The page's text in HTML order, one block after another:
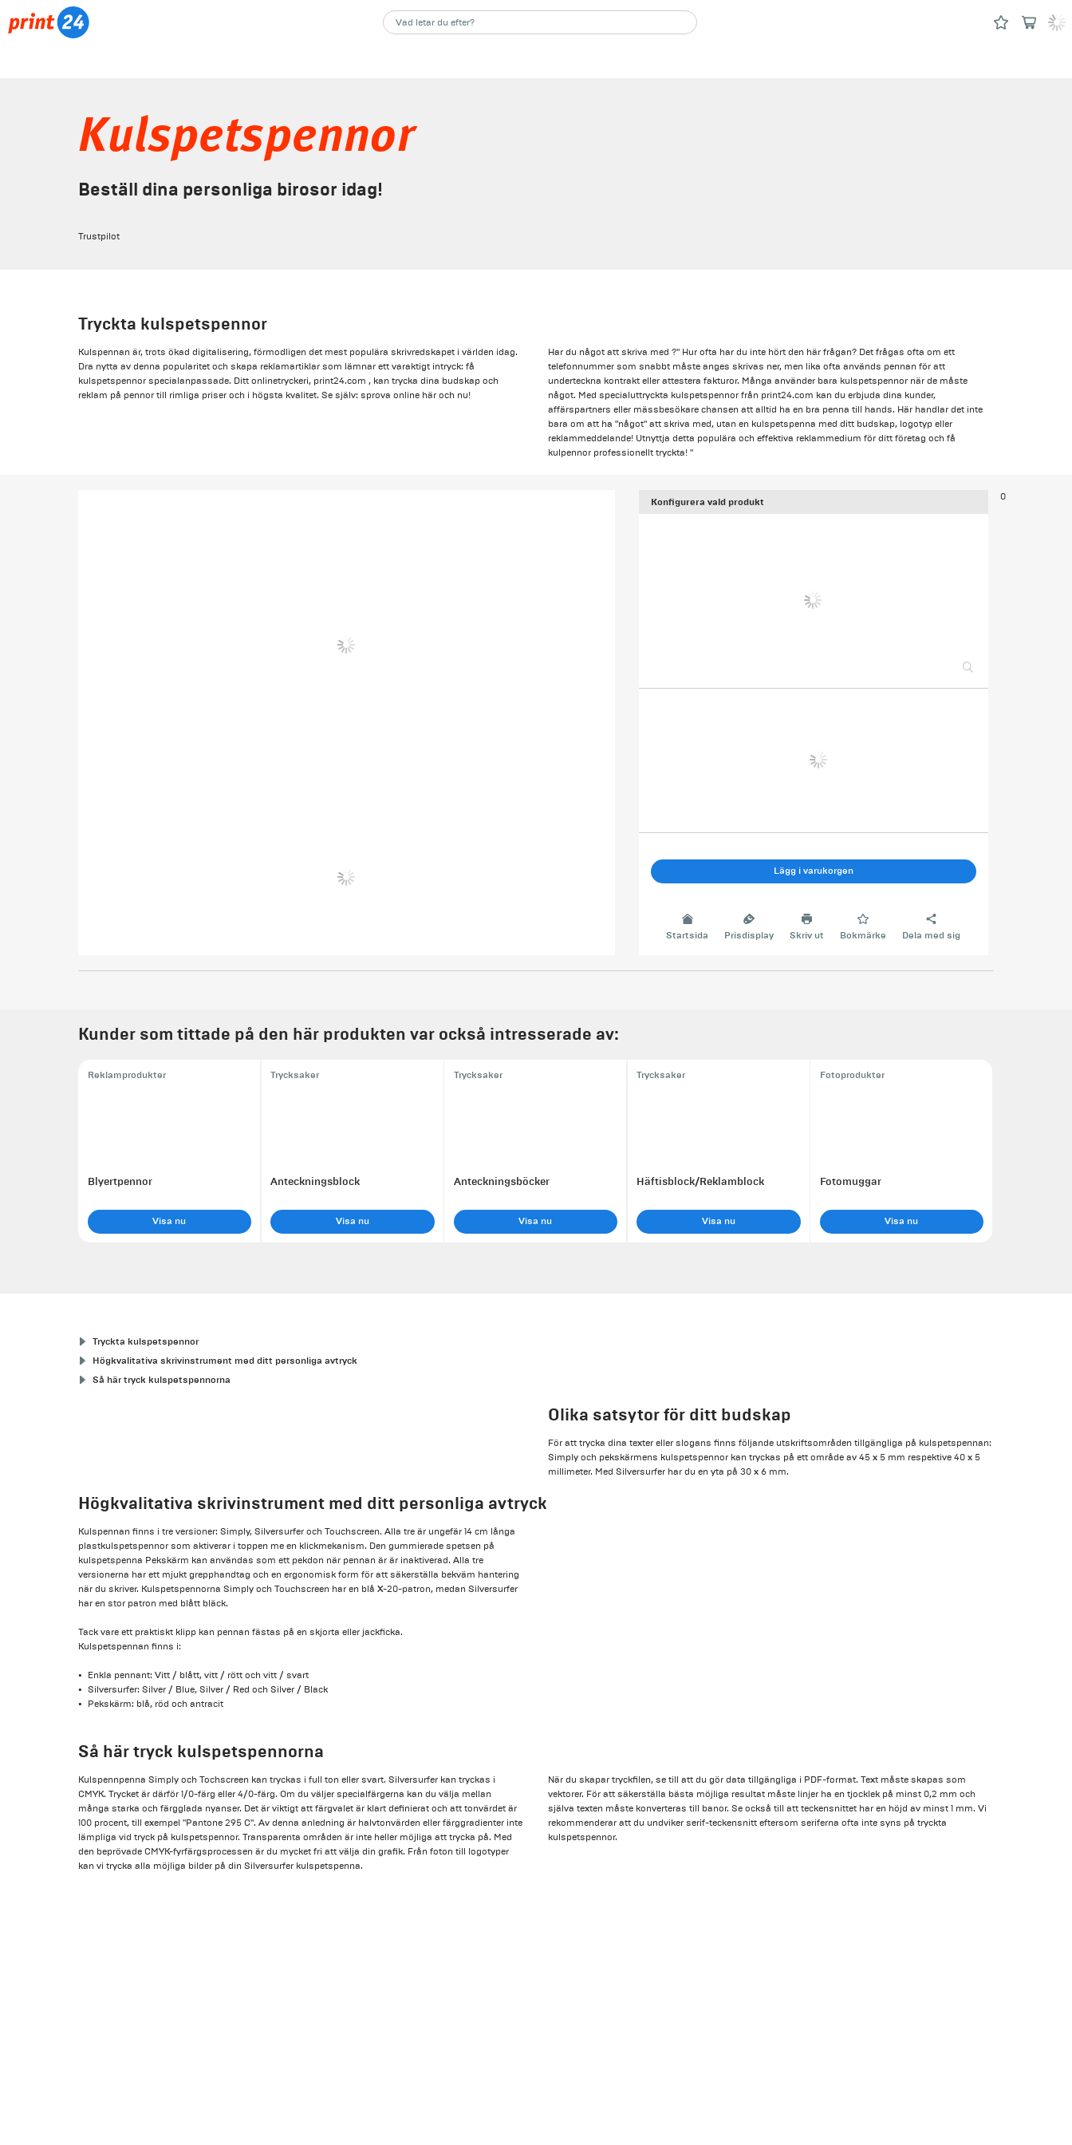
Kulspetspennor
Beställ dina personliga birosor idag!
Trustpilot
Tryckta kulspetspennor
Kulspennan är, trots ökad digitalisering, förmodligen det mest populära skrivredskapet i världen idag.
Dra nytta av denna popularitet och skapa reklamartiklar som lämnar ett varaktigt intryck: få
kulspetspennor specialanpassade. Ditt onlinetryckeri, print24.com , kan trycka dina budskap och
reklam på pennor till rimliga priser och i högsta kvalitet. Se själv: sprova online här och nu!
Har du något att skriva med ?" Hur ofta har du inte hört den här frågan? Det frågas ofta om ett
telefonnummer som snabbt måste anges skrivas ner, men lika ofta används pennan för att
underteckna kontrakt eller attestera fakturor. Många använder bara kulspetspennor när de måste
något. Med specialuttryckta kulspetspennor från print24.com kan du erbjuda dina kunder,
affärspartners eller mässbesökare chansen att alltid ha en bra penna till hands. Här handlar det inte
bara om att ha "något" att skriva med, utan en kulspetspenna med ditt budskap, logotyp eller
reklammeddelande! Utnyttja detta populära och effektiva reklammedium för ditt företag och få
kulpennor professionellt tryckta! "
Konfigurera vald produkt
Lägg i varukorgen
Startsida Prisdisplay Skriv ut Bokmärke Dela med sig
0
Kunder som tittade på den här produkten var också intresserade av:
Reklamprodukter
Blyertpennor
Visa nu
Trycksaker
Anteckningsblock
Visa nu
Trycksaker
Anteckningsböcker
Visa nu
Trycksaker
Häftisblock/Reklamblock
Visa nu
Fotoprodukter
Fotomuggar
Visa nu
Tryckta kulspetspennor
Högkvalitativa skrivinstrument med ditt personliga avtryck
Så här tryck kulspetspennorna
Olika satsytor för ditt budskap
För att trycka dina texter eller slogans finns följande utskriftsområden tillgängliga på kulspetspennan:
Simply och pekskärmens kulspetspennor kan tryckas på ett område av 45 x 5 mm respektive 40 x 5
millimeter. Med Silversurfer har du en yta på 30 x 6 mm.
Högkvalitativa skrivinstrument med ditt personliga avtryck
Kulspennan finns i tre versioner: Simply, Silversurfer och Touchscreen. Alla tre är ungefär 14 cm långa
plastkulspetspennor som aktiverar i toppen me en klickmekanism. Den gummierade spetsen på
kulspetspenna Pekskärm kan användas som ett pekdon när pennan är är inaktiverad. Alla tre
versionerna har ett mjukt grepphandtag och en ergonomisk form för att säkerställa bekväm hantering
när du skriver. Kulspetspennorna Simply och Touchscreen har en blå X-20-patron, medan Silversurfer
har en stor patron med blått bläck.
Tack vare ett praktiskt klipp kan pennan fästas på en skjorta eller jackficka.
Kulspetspennan finns i:
Enkla pennant: Vitt / blått, vitt / rött och vitt / svart
Silversurfer: Silver / Blue, Silver / Red och Silver / Black
Pekskärm: blå, röd och antracit
Så här tryck kulspetspennorna
Kulspennpenna Simply och Tochscreen kan tryckas i full ton eller svart. Silversurfer kan tryckas i
CMYK. Trycket är därför 1/0-färg eller 4/0-färg. Om du väljer specialfärgerna kan du välja mellan
många starka och färgglada nyanser. Det är viktigt att färgvalet är klart definierat och att tonvärdet är
100 procent, till exempel "Pantone 295 C". Av denna anledning är halvtonvärden eller färggradienter inte
lämpliga vid tryck på kulspetspennor. Transparenta områden är inte heller möjliga att trycka på. Med
den beprövade CMYK-fyrfärgsprocessen är du mycket fri att välja din grafik. Från foton till logotyper
kan vi trycka alla möjliga bilder på din Silversurfer kulspetspenna.
När du skapar tryckfilen, se till att du gör data tillgängliga i PDF-format. Text måste skapas som
vektorer. För att säkerställa bästa möjliga resultat måste linjer ha en tjocklek på minst 0,2 mm och
själva texten måste konverteras till banor. Se också till att teckensnittet har en höjd av minst 1 mm. Vi
rekommenderar att du undviker serif-teckensnitt eftersom seriferna ofta inte syns på tryckta
kulspetspennor.